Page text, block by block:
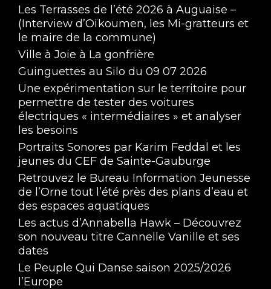
Chemin D'Aventure, Amélie - 13 Juillet 2022
Jul 13, 2022 • 31:39
Les Terrasses de l’été 2026 à Auguaise –
(Interview d’Oïkoumen, les Mi-gratteurs et
le maire de la commune)
Ville à Joie à La gonfrière
Guinguettes au Silo du 09 07 2026
Une expérimentation sur le territoire pour
permettre de tester des voitures
électriques « intermédiaires » et analyser
les besoins
Portraits Sonores par Karim Feddal et les
jeunes du CEF de Sainte-Gauburge
Retrouvez le Bureau Information Jeunesse
de l’Orne tout l’été près des plans d’eau et
des espaces aquatiques
Les actus d’Annabella Hawk – Découvrez
son nouveau titre Cannelle Vanille et ses
dates
Le Peuple Qui Danse saison 2025/2026
l’Europe